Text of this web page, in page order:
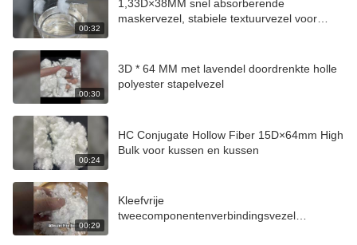
00:32
1,33D×38MM snel absorberende
maskervezel, stabiele textuurvezel voor
00:30
3D * 64 MM met lavendel doordrenkte holle
polyester stapelvezel
00:24
HC Conjugate Hollow Fiber 15D×64mm High
Bulk voor kussen en kussen
00:29
Kleefvrije
tweecomponentenverbindingsvezel